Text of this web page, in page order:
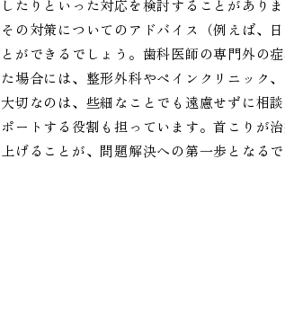
したりといった対応を検討することがあり
その対策についてのアドバイス（例えば、
とができるでしょう。歯科医師の専門外の
た場合には、整形外科やペインクリニック
大切なのは、些細なことでも遠慮せずに相
ポートする役割も担っています。首こりが
上げることが、問題解決への第一歩となるで